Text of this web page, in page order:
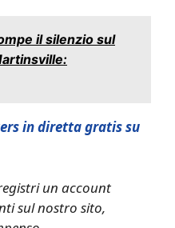
il silenzio sul
in diretta gratis su
un account
sul nostro sito,